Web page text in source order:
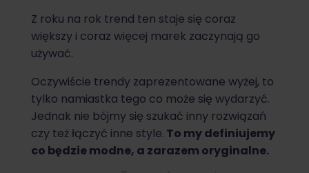
Z roku na rok trend ten staje się coraz
większy i coraz więcej marek zaczynają go
używać.
Oczywiście trendy zaprezentowane wyżej, to
tylko namiastka tego co może się wydarzyć.
Jednak nie bójmy się szukać inny rozwiązań
czy też łączyć inne style. To my definiujemy
co będzie modne, a zarazem oryginalne.